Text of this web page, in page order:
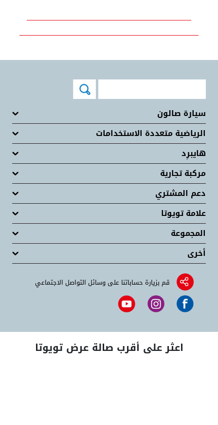
سيارة صالون
الرياضية متعددة الاستخدامات
هايبرِد
مركبة تجارية
دعم المشتري
علامة تويوتا
المجموعة
أخرى
قم بزيارة حساباتنا على وسائل التواصل الاجتماعي
اعثر على أقرب صالة عرض تويوتا